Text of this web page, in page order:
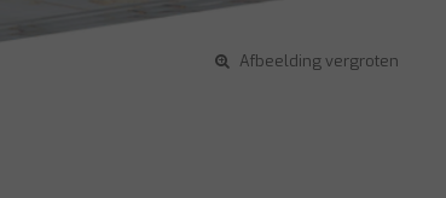
Afbeelding vergroten